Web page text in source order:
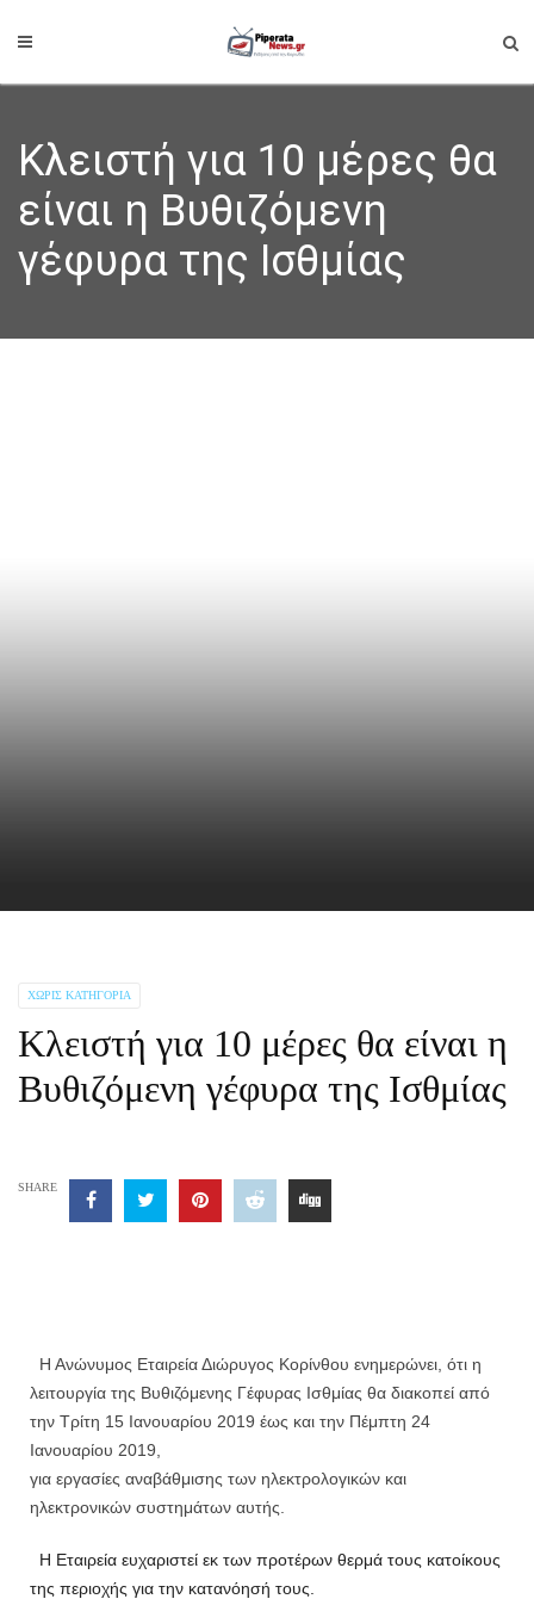
Κλειστή για 10 μέρες θα
είναι η Βυθιζόμενη
γέφυρα της Ισθμίας
ΧΩΡΊΣ ΚΑΤΗΓΟΡΊΑ
Κλειστή για 10 μέρες θα είναι η
Βυθιζόμενη γέφυρα της Ισθμίας
SHARE
Η Ανώνυμος Εταιρεία Διώρυγος Κορίνθου ενημερώνει, ότι η
λειτουργία της Βυθιζόμενης Γέφυρας Ισθμίας θα διακοπεί από
την Τρίτη 15 Ιανουαρίου 2019 έως και την Πέμπτη 24
Ιανουαρίου 2019,
για εργασίες αναβάθμισης των ηλεκτρολογικών και
ηλεκτρονικών συστημάτων αυτής.
Η Εταιρεία ευχαριστεί εκ των προτέρων θερμά τους κατοίκους
της περιοχής για την κατανόησή τους.